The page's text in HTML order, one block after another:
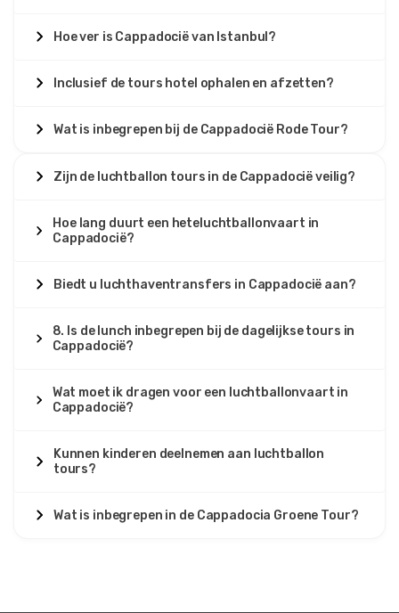
Hoe ver is Cappadocië van Istanbul?
Inclusief de tours hotel ophalen en afzetten?
Wat is inbegrepen bij de Cappadocië Rode Tour?
Zijn de luchtballon tours in de Cappadocië veilig?
Hoe lang duurt een heteluchtballonvaart in
Cappadocië?
Biedt u luchthaventransfers in Cappadocië aan?
8. Is de lunch inbegrepen bij de dagelijkse tours in
Cappadocië?
Wat moet ik dragen voor een luchtballonvaart in
Cappadocië?
Kunnen kinderen deelnemen aan luchtballon
tours?
Wat is inbegrepen in de Cappadocia Groene Tour?